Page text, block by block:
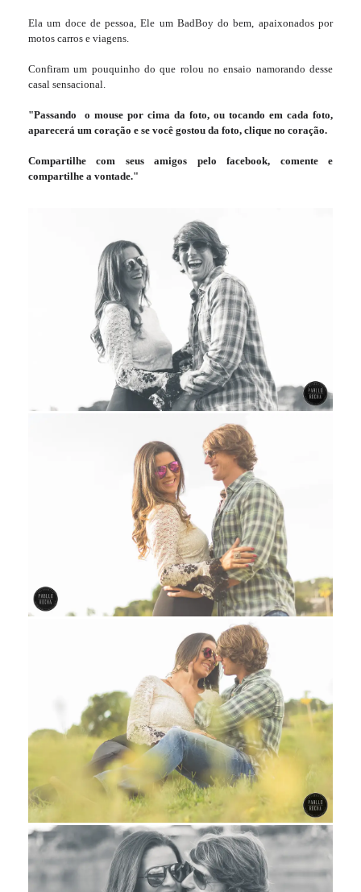
Ela um doce de pessoa, Ele um BadBoy do bem, apaixonados por
motos carros e viagens.
Confiram um pouquinho do que rolou no ensaio namorando desse
casal sensacional.
"Passando o mouse por cima da foto, ou tocando em cada foto,
aparecerá um coração e se você gostou da foto, clique no coração.
Compartilhe com seus amigos pelo facebook, comente e
compartilhe a vontade."